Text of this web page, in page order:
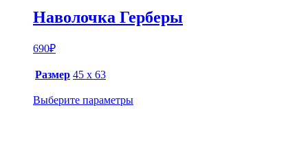
Наволочка Герберы
690₽
Размер 45 х 63
Выберите параметры